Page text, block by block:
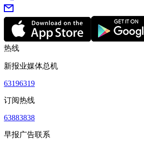
热线
新报业媒体总机
63196319
订阅热线
63883838
早报广告联系